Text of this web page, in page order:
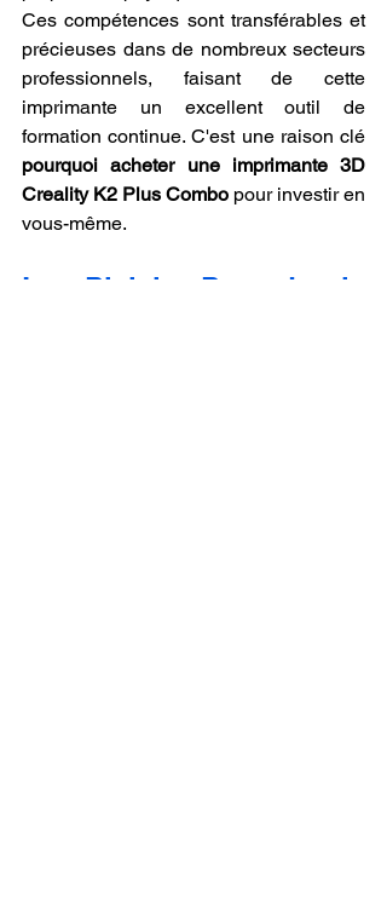
Ces compétences sont transférables et
précieuses dans de nombreux secteurs
professionnels, faisant de cette
imprimante un excellent outil de
pourquoi acheter une imprimante 3D
Creality K2 Plus Combo pour investir en
vous-même.
Le Plaisir Pur de la